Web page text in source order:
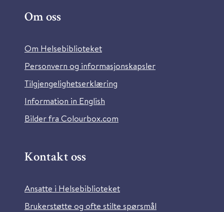
Om oss
Om Helsebiblioteket
Personvern og informasjonskapsler
Tilgjengelighetserklæring
Information in English
Bilder fra Colourbox.com
Kontakt oss
Ansatte i Helsebiblioteket
Brukerstøtte og ofte stilte spørsmål